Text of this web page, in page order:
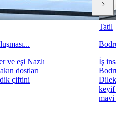
ve eşi Nazlı
dostları
çiftini
Tatil
İş
Dilek
keyif
mavi